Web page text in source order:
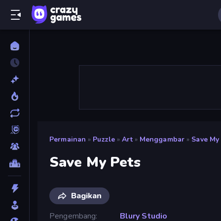
Permainan » Puzzle » Art » Menggambar » Save
Save My Pets
Bagikan
Pengembang
Blury Studio